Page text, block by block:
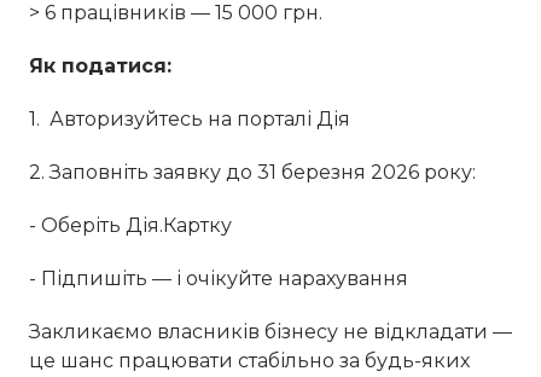
> 6 працівників — 15 000 грн.
Як податися:
1. Авторизуйтесь на порталі Дія
2. Заповніть заявку до 31 березня 2026 року:
- Оберіть Дія.Картку
- Підпишіть — і очікуйте нарахування
Закликаємо власників бізнесу не відкладати —
це шанс працювати стабільно за будь-яких